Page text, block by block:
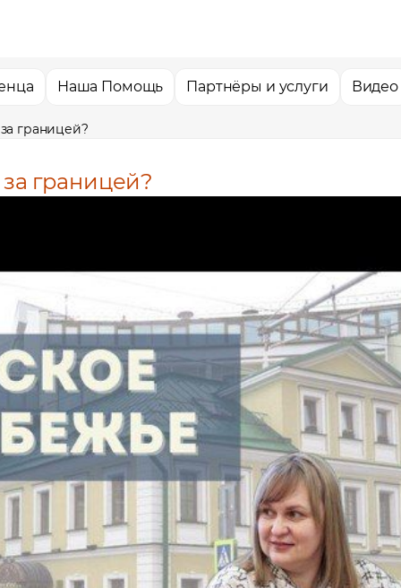
Наша Помощь Партнёры и услуги Видео
границей?
границей?